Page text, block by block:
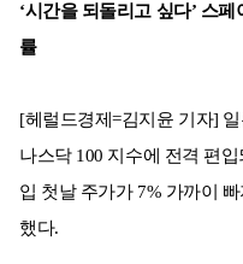
‘시간을 되돌리고 싶다’ 스
률
[헤럴드경제=김지윤 기자]
나스닥 100 지수에 전격 편
입 첫날 주가가 7% 가까이
했다.